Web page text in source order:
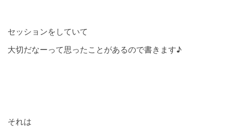
セッションをしていて
大切だなーって思ったことがあるので書きます♪
それは